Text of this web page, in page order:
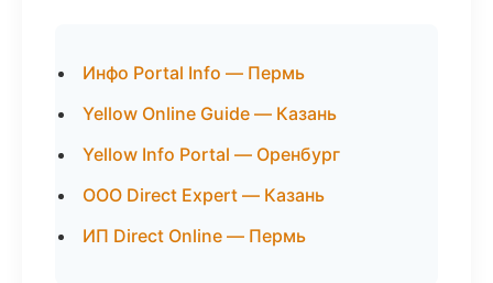
Инфо Portal Info — Пермь
Yellow Online Guide — Казань
Yellow Info Portal — Оренбург
ООО Direct Expert — Казань
ИП Direct Online — Пермь